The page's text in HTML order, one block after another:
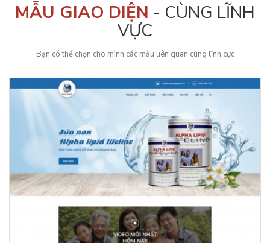
MẪU GIAO DIỆN - CÙNG LĨNH
VỰC
Bạn có thể chọn cho mình các mẫu liên quan cùng lĩnh cực